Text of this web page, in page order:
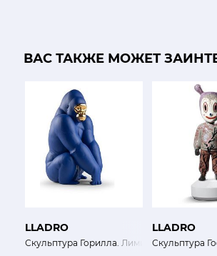
ВАС ТАКЖЕ МОЖЕТ
LLADRO
Скульптура Горилла. Лимитированный
LLADRO
Скульптура